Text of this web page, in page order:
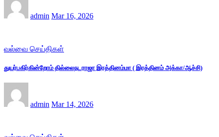
admin Mar 16, 2026
வல்வை செய்திகள்
துயர்பகிர்கின்றோம் தில்லைநடராஜா இரத்தினம்மா ( இரத்தினம் அக்கா/ஆச்சி)
admin Mar 14, 2026